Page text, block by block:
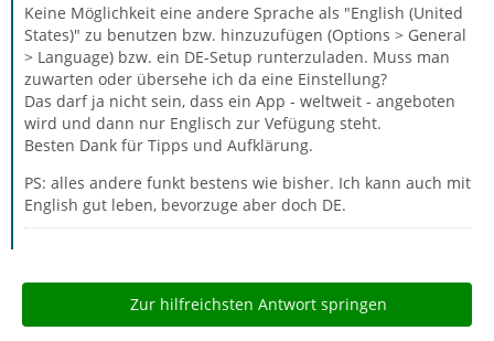
Keine Möglichkeit eine andere Sprache als "English (United
States)" zu benutzen bzw. hinzuzufügen (Options > General
> Language) bzw. ein DE-Setup runterzuladen. Muss man
zuwarten oder übersehe ich da eine Einstellung?
Das darf ja nicht sein, dass ein App - weltweit - angeboten
wird und dann nur Englisch zur Vefügung steht.
Besten Dank für Tipps und Aufklärung.
PS: alles andere funkt bestens wie bisher. Ich kann auch mit
English gut leben, bevorzuge aber doch DE.
Zur hilfreichsten Antwort springen